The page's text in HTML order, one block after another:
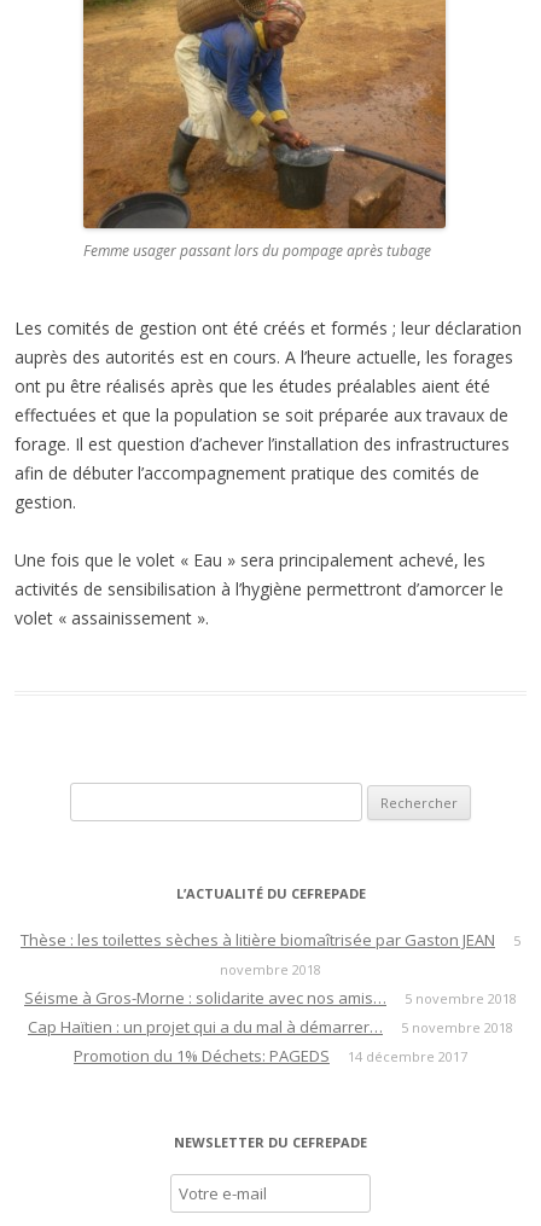
Femme usager passant lors du pompage après tubage
Les comités de gestion ont été créés et formés ; leur déclaration
auprès des autorités est en cours. A l’heure actuelle, les forages
ont pu être réalisés après que les études préalables aient été
effectuées et que la population se soit préparée aux travaux de
forage. Il est question d’achever l’installation des infrastructures
afin de débuter l’accompagnement pratique des comités de
gestion.
Une fois que le volet « Eau » sera principalement achevé, les
activités de sensibilisation à l’hygiène permettront d’amorcer le
volet « assainissement ».
L’ACTUALITÉ DU CEFREPADE
Thèse : les toilettes sèches à litière biomaîtrisée par Gaston JEAN
5
novembre 2018
Séisme à Gros-Morne : solidarite avec nos amis… 5 novembre 2018
Cap Haïtien : un projet qui a du mal à démarrer… 5 novembre 2018
Promotion du 1% Déchets: PAGEDS 14 décembre 2017
NEWSLETTER DU CEFREPADE